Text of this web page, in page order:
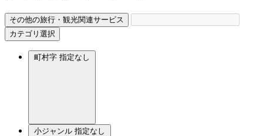
その他の旅行・観光関連サービス
カテゴリ選択
町村字 指定なし
小ジャンル 指定なし